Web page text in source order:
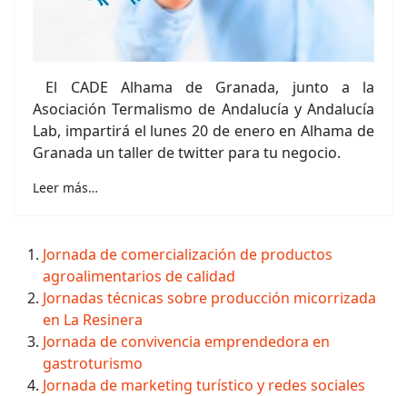
El CADE Alhama de Granada, junto a la
Asociación Termalismo de Andalucía y Andalucía
Lab, impartirá el lunes 20 de enero en Alhama de
Granada un taller de twitter para tu negocio.
Leer más…
Jornada de comercialización de productos
agroalimentarios de calidad
Jornadas técnicas sobre producción micorrizada
en La Resinera
Jornada de convivencia emprendedora en
gastroturismo
Jornada de marketing turístico y redes sociales